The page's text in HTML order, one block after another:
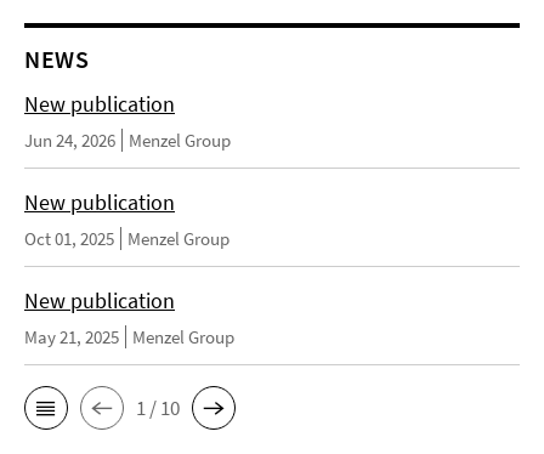
NEWS
New publication
Jun 24, 2026 Menzel Group
New publication
Oct 01, 2025 Menzel Group
New publication
May 21, 2025 Menzel Group
1 / 10